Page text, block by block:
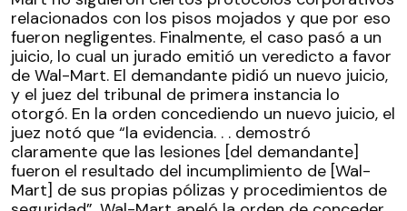
relacionados con los pisos mojados y que por eso
fueron negligentes. Finalmente, el caso pasó a un
juicio, lo cual un jurado emitió un veredicto a favor
de Wal-Mart. El demandante pidió un nuevo juicio,
y el juez del tribunal de primera instancia lo
otorgó. En la orden concediendo un nuevo juicio, el
juez notó que “la evidencia. . . demostró
claramente que las lesiones [del demandante]
fueron el resultado del incumplimiento de [Wal-
Mart] de sus propias pólizas y procedimientos de